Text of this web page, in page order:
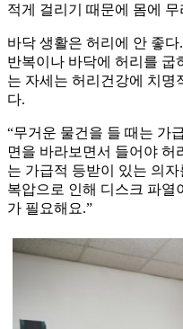
적게 걸리기 때문에 몸에
바닥 생활은 허리에 안 좋
반복이나 바닥에 허리를 굽
는 자세는 허리건강에 치명
다.
“무거운 물건을 들 때는 가
면을 바라보면서 들어야 허
는 가급적 등받이 있는 의
복압으로 인해 디스크 파열
가 필요해요.”